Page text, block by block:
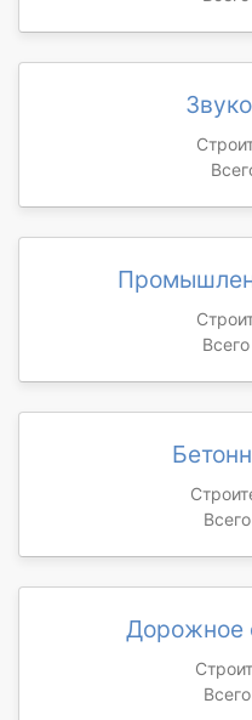
Дорожное